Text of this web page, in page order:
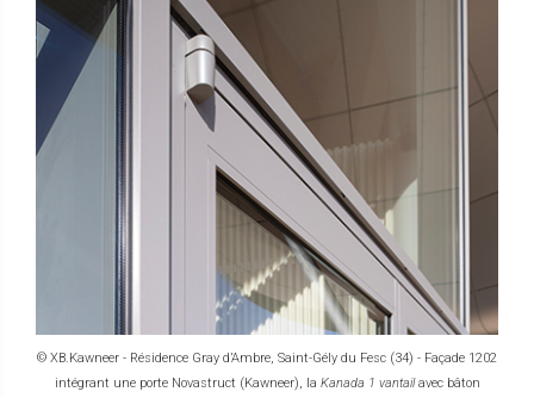
© XB.Kawneer - Résidence Gray d’Ambre, Saint-Gély du Fesc (34) - Façade 1202
intégrant une porte Novastruct (Kawneer), la Kanada 1 vantailavec bâton